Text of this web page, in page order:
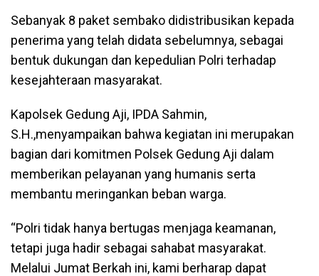
Sebanyak 8 paket sembako didistribusikan kepada
penerima yang telah didata sebelumnya, sebagai
bentuk dukungan dan kepedulian Polri terhadap
kesejahteraan masyarakat.
Kapolsek Gedung Aji, IPDA Sahmin,
S.H.,menyampaikan bahwa kegiatan ini merupakan
bagian dari komitmen Polsek Gedung Aji dalam
memberikan pelayanan yang humanis serta
membantu meringankan beban warga.
“Polri tidak hanya bertugas menjaga keamanan,
tetapi juga hadir sebagai sahabat masyarakat.
Melalui Jumat Berkah ini, kami berharap dapat